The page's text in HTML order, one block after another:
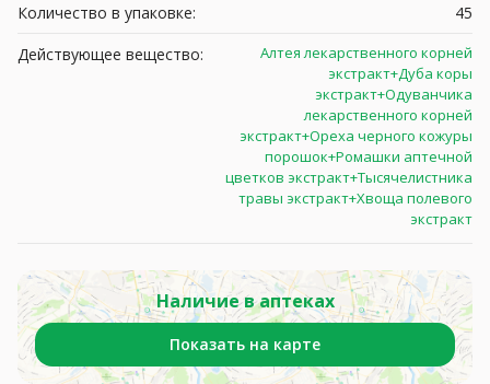
Количество в упаковке:
45
Действующее вещество:
Алтея лекарственного корней
экстракт+Дуба коры
экстракт+Одуванчика
лекарственного корней
экстракт+Ореха черного кожуры
порошок+Ромашки аптечной
цветков экстракт+Тысячелистника
травы экстракт+Хвоща полевого
экстракт
Наличие в аптеках
Показать на карте